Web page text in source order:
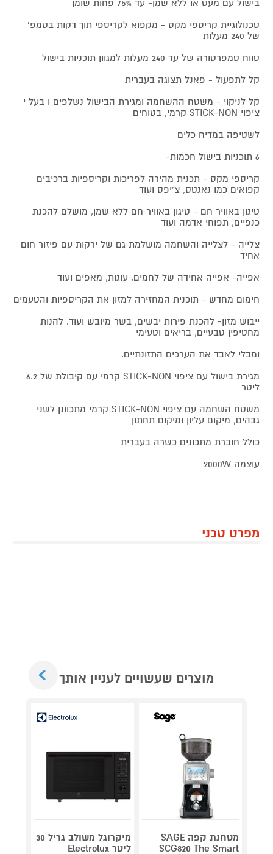
בישול עם מעט או ללא שמן- עד 75% פחות שומן
טכנולוגיית קריספי מקס - מקפוא לקריספי תוך דקות בטמפ'
של 240 מעלות
טווח טמפרטורה של עד 240 מעלות למגוון תוכניות בישול
קל לתפעול - פאנל תצוגה בעברית
קל לניקוי - משטח ההשחמה ומגירת הבישול נשלפים ו בעל י
ציפוי STICK-NON קרמי, בטוחים
לשטיפה במדיח כלים
6 תוכניות בישול חכמות-
קריספי מקס - תכנית מהירה לפריכות וקריספיות ברכיבים
קפואים כמו נאגטס, צ'יפס ועוד
טיגון באוויר חם - טיגון באוויר חם ללא שמן, מושלם להכנת
כנפיים, תפוחי אדמה ועוד
צלייה - לצלייה והשחמה מושלמת גם של ירקות עם פיזור חום
אחיד
אפייה- אפייה אחידה של לחמים, עוגות, מאפים ועוד
חימום מחדש - תוכנית המחזירה למזון את הקריספיות והטעמים
ייבוש מזון- להכנת פירות יבשים, בשר מיובש ועוד. להנות
מחטיפין טבעיים, בריאים וטעימי
ומבלי לאבד את הערכים התזונתיים.
מגירת בישול עם ציפוי STICK-NON קרמי עם קיבולת של 6.2
ליטר
משטח השחמה עם ציפוי STICK-NON קרמי מתכוונן לשני
גבהים, מיקום עליון ומיקום תחתון
כולל חוברת מתכונים כשרה בעברית
עוצמה 2000W
מפרט טכני
מוצרים שעשויים לעניין אותך
מטחנת קפה SAGE
SCG820 The Smart
מיקרוגל משולב גריל 30
ליטר Electrolux